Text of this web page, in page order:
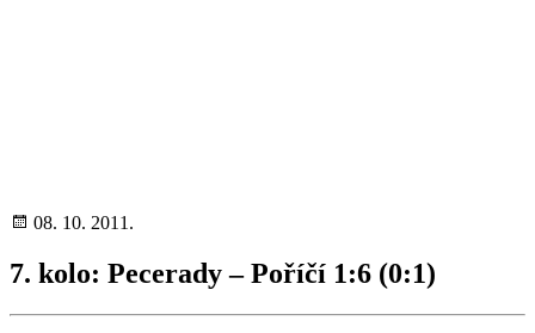
08. 10. 2011.
7. kolo: Pecerady – Poříčí 1:6 (0:1)